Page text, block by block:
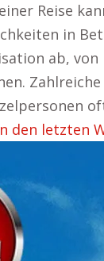
Reise
in
ab,
den letzten